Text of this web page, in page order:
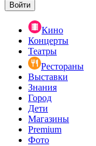
Войти
Кино
Концерты
Театры
Рестораны
Выставки
Знания
Город
Дети
Магазины
Premium
Фото